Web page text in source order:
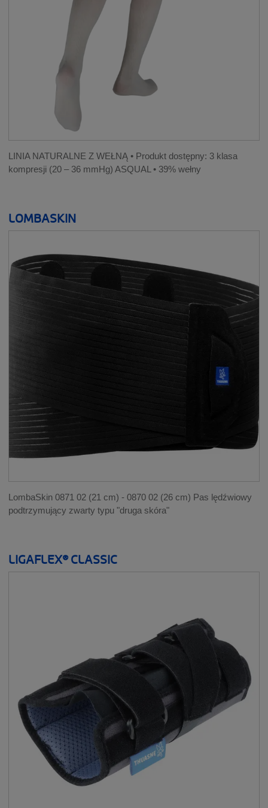
LINIA NATURALNE Z WEŁNĄ • Produkt dostępny: 3 klasa
kompresji (20 – 36 mmHg) ASQUAL • 39% wełny
LOMBASKIN
LombaSkin 0871 02 (21 cm) - 0870 02 (26 cm) Pas lędźwiowy
podtrzymujący zwarty typu "druga skóra"
LIGAFLEX® CLASSIC